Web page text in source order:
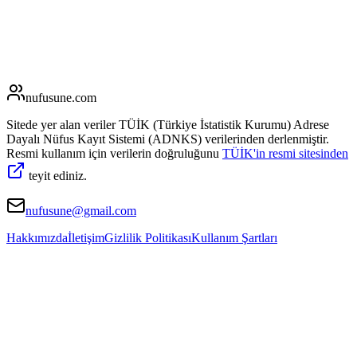
nufusune.com
Sitede yer alan veriler TÜİK (Türkiye İstatistik Kurumu) Adrese
Dayalı Nüfus Kayıt Sistemi (ADNKS) verilerinden derlenmiştir.
Resmi kullanım için verilerin doğruluğunu TÜİK'in resmi sitesinden
teyit ediniz.
nufusune@gmail.com
HakkımızdaİletişimGizlilik PolitikasıKullanım Şartları